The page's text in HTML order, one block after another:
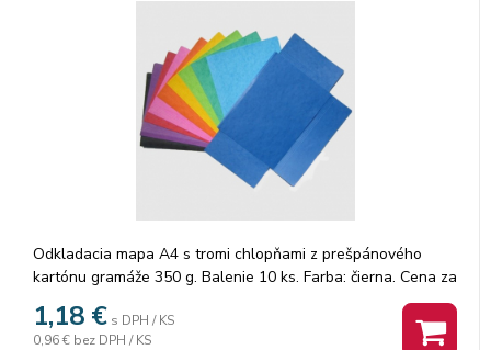
Odkladacia mapa A4 s tromi chlopňami z prešpánového
kartónu gramáže 350 g. Balenie 10 ks. Farba: čierna. Cena za
1,18 € s DPH / KS
0,96 € bez DPH / KS